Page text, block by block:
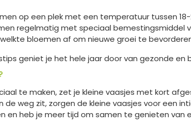
op een plek met een temperatuur tussen
regelmatig met speciaal bemestingsmiddel
bloemen af om nieuwe groei te
geniet je het hele jaar door van gezonde en
te maken, zet je kleine vaasjes met kort
weg zit, zorgen de kleine vaasjes voor een
en heb je meer tijd om samen te genieten van